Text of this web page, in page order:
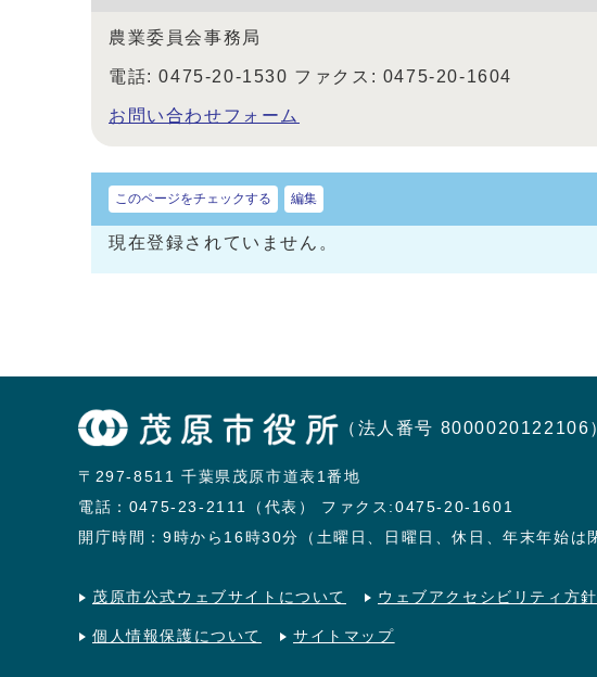
農業委員会事務局
電話: 0475-20-1530 ファクス: 0475-20-1604
お問い合わせフォーム
このページをチェックする 編集
現在登録されていません。
（法人番号 8000020122106
〒297-8511 千葉県茂原市道表1番地
電話： 0475-23-2111（代表）
ファクス:0475-20-1601
開庁時間：9時から16時30分（土曜日、日曜日、休日、年末年始は
茂原市公式ウェブサイトについて ウェブアクセシビリティ方針
個人情報保護について サイトマップ